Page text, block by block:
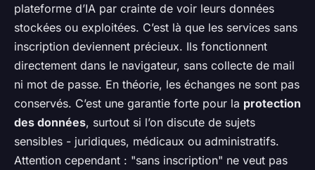
plateforme d’IA par crainte de voir leurs données
stockées ou exploitées. C’est là que les services sans
inscription deviennent précieux. Ils fonctionnent
directement dans le navigateur, sans collecte de mail
ni mot de passe. En théorie, les échanges ne sont pas
conservés. C’est une garantie forte pour la protection
des données, surtout si l’on discute de sujets
sensibles - juridiques, médicaux ou administratifs.
Attention cependant : "sans inscription" ne veut pas